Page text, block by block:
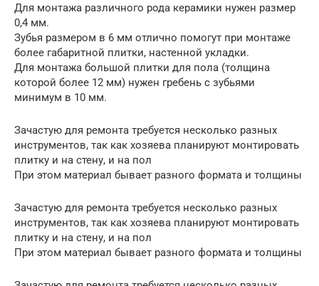
Для монтажа различного рода керамики нужен размер
0,4 мм.
Зубья размером в 6 мм отлично помогут при монтаже
более габаритной плитки, настенной укладки.
Для монтажа большой плитки для пола (толщина
которой более 12 мм) нужен гребень с зубьями
минимум в 10 мм.
Зачастую для ремонта требуется несколько разных
инструментов, так как хозяева планируют монтировать
плитку и на стену, и на пол
При этом материал бывает разного формата и толщины
Зачастую для ремонта требуется несколько разных
инструментов, так как хозяева планируют монтировать
плитку и на стену, и на пол
При этом материал бывает разного формата и толщины